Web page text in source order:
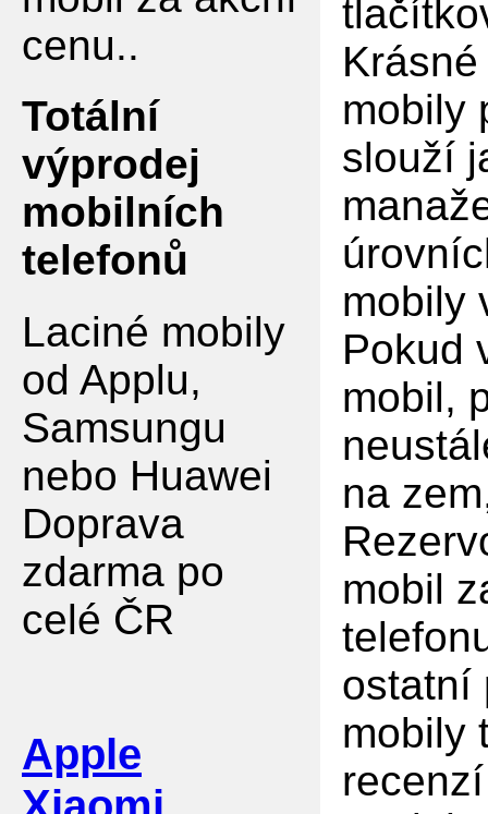
cenu..
Totální
výprodej
mobilních
telefonů
Laciné mobily
od Applu,
Samsungu
nebo Huawei
Doprava
zdarma po
celé ČR
Apple
mobily
slouží
mobily
Pokud
mobil,
na
mobil
ostatní
mobily